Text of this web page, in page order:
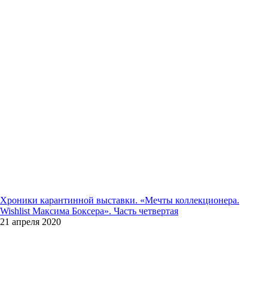
Хроники карантинной выставки. «Мечты коллекционера.
Wishlist Максима Боксера». Часть четвертая
21 апреля 2020